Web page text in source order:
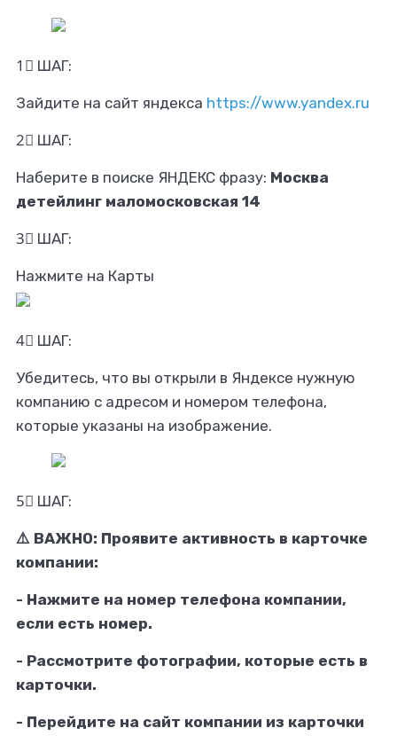
1⃣ ШАГ:
Зайдите на сайт яндекса https://www.yandex.ru
2⃣ ШАГ:
Наберите в поиске ЯНДЕКС фразу: Москва
детейлинг маломосковская 14
3⃣ ШАГ:
Нажмите на Карты ­
4⃣ ШАГ:
Убедитесь, что вы открыли в Яндексе нужную
компанию с адресом и номером телефона,
которые указаны на изображение.
5⃣ ШАГ:
⚠️ ВАЖНО: Проявите активность в карточке
компании:
- Нажмите на номер телефона компании,
если есть номер.
- Рассмотрите фотографии, которые есть в
карточки.
- Перейдите на сайт компании из карточки